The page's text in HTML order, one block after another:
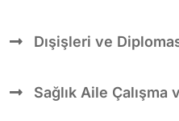
Dışişleri ve
Sağlık Aile Çalışma